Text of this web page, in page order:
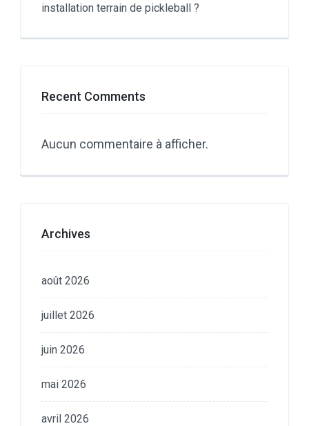
installation terrain de pickleball ?
Recent Comments
Aucun commentaire à afficher.
Archives
août 2026
juillet 2026
juin 2026
mai 2026
avril 2026